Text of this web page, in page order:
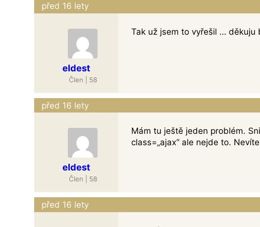
před 16 lety
eldest
Člen | 58
Tak už jsem to vyřešil … děkuju
před 16 lety
eldest
Člen | 58
Mám tu ještě jeden problém.
class=„ajax“ ale nejde to.
před 16 lety